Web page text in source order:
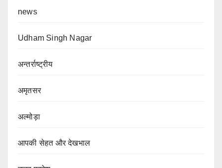
news
Udham Singh Nagar
अन्तर्राष्ट्रीय
अमृतसर
अल्मोड़ा
आपकी सेहत और देखभाल